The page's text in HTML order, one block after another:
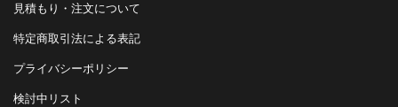
見積もり・注文について
特定商取引法による表記
プライバシーポリシー
検討中リスト